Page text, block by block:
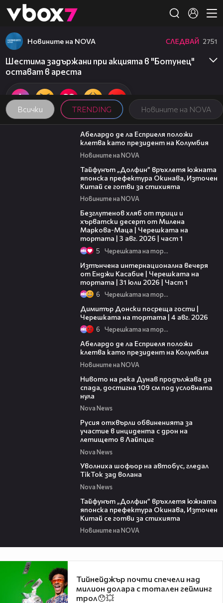
👾
Всички TRENDING Новините на NOVA
Новините на NOVA СЛЕДВАЙ 2751
Шестима задържани при акцията в "Ботунец"
остават в ареста
03:25
Абелардо де ла Есприеля положи
клетва като президент на Колумбия
Новините на NOVA
Тайфунът „Долфин” връхлетя южната
японска префектура Окинава, Източен
Китай се готви за стихията
Новините на NOVA
Безглутенов хляб от трици и
хърватски десерт от Милена
Маркова-Маца | Черешката на
тортата | 3 авг. 2026 | част 1
5 Черешката на тортата
Изтънчена интернационална вечеря
от Енджи Касабие | Черешката на
тортата | 31 юли 2026 | Част 1
6 Черешката на тортата
Димитър Донски посреща гости |
Черешката на тортата | 4 авг. 2026
6 Черешката на тортата
Абелардо де ла Есприеля положи
клетва като президент на Колумбия
Новините на NOVA
Нивото на река Дунав продължава да
спада, достигна 109 см под условната
нула
Nova News
Русия отхвърли обвиненията за
участие в инцидента с дрон на
летището в Лайпциг
Nova News
Уволниха шофьор на автобус, гледал
TikTok зад волана
Nova News
Тайфунът „Долфин” връхлетя южната
японска префектура Окинава, Източен
Китай се готви за стихията
Новините на NOVA
Тийнейджър почти спечели над
милион долара с тотален гейминг
трол😯💥